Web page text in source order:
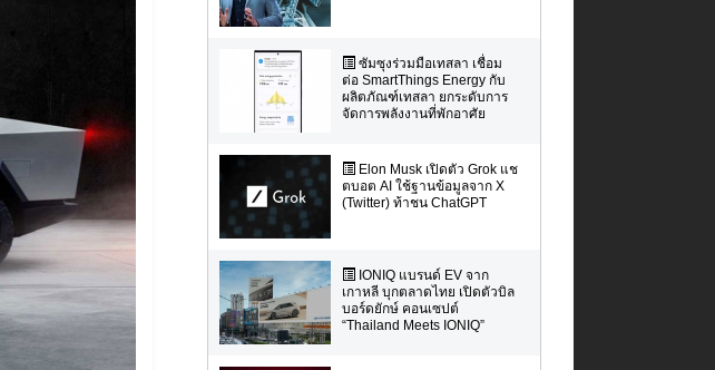
ซัมซุงร่วมมือเทสลา เชื่อม
ต่อ SmartThings Energy กับ
ผลิตภัณฑ์เทสลา ยกระดับการ
จัดการพลังงานที่พักอาศัย
Elon Musk เปิดตัว Grok แช
ตบอต AI ใช้ฐานข้อมูลจาก X
(Twitter) ท้าชน ChatGPT
IONIQ แบรนด์ EV จาก
เกาหลี บุกตลาดไทย เปิดตัวบิล
บอร์ดยักษ์ คอนเซปต์
“Thailand Meets IONIQ”